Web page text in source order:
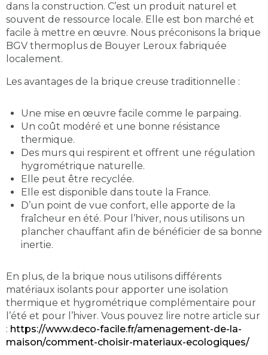
dans la construction. C’est un produit naturel et
souvent de ressource locale. Elle est bon marché et
facile à mettre en œuvre. Nous préconisons la brique
BGV thermoplus de Bouyer Leroux fabriquée
localement.
Les avantages de la brique creuse traditionnelle :
Une mise en œuvre facile comme le parpaing.
Un coût modéré et une bonne résistance
thermique.
Des murs qui respirent et offrent une régulation
hygrométrique naturelle.
Elle peut être recyclée.
Elle est disponible dans toute la France.
D’un point de vue confort, elle apporte de la
fraîcheur en été. Pour l’hiver, nous utilisons un
plancher chauffant afin de bénéficier de sa bonne
inertie.
En plus, de la brique nous utilisons différents
matériaux isolants pour apporter une isolation
thermique et hygrométrique complémentaire pour
l’été et pour l’hiver. Vous pouvez lire notre article sur
: https://www.deco-facile.fr/amenagement-de-la-
maison/comment-choisir-materiaux-ecologiques/